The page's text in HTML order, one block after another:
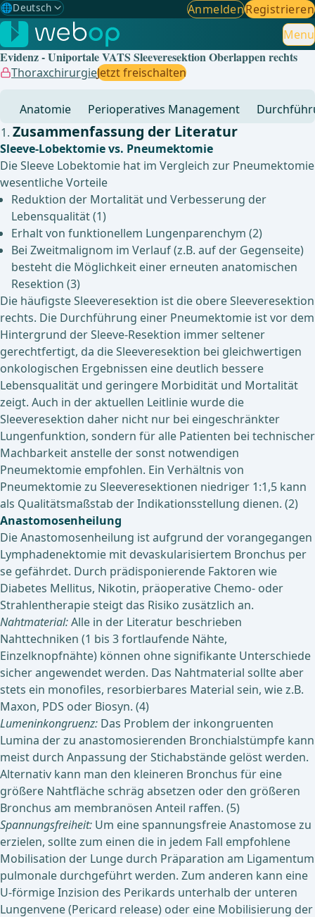
🌐Deutsch
Gewählte Sprache: Deutsch
🇩🇪 Deutsch ✓
🇬🇧English
🇧🇷
AnmeldenRegistrieren
Menu
Evidenz - Uniportale VATS Sleeveresektion Oberlappen rechts
ThoraxchirurgieJetzt freischalten
Anatomie Perioperatives Management
Zusammenfassung der Literatur
Sleeve-Lobektomie vs. Pneumektomie
Die Sleeve Lobektomie hat im Vergleich zur Pneumektomie
wesentliche Vorteile
Reduktion der Mortalität und Verbesserung der
Lebensqualität (1)
Erhalt von funktionellem Lungenparenchym (2)
Bei Zweitmalignom im Verlauf (z.B. auf der Gegenseite)
besteht die Möglichkeit einer erneuten anatomischen
Resektion (3)
Die häufigste Sleeveresektion ist die obere Sleeveresektion
rechts. Die Durchführung einer Pneumektomie ist vor dem
Hintergrund der Sleeve-Resektion immer seltener
gerechtfertigt, da die Sleeveresektion bei gleichwertigen
onkologischen Ergebnissen eine deutlich bessere
Lebensqualität und geringere Morbidität und Mortalität
zeigt. Auch in der aktuellen Leitlinie wurde die
Sleeveresektion daher nicht nur bei eingeschränkter
Lungenfunktion, sondern für alle Patienten bei technischer
Machbarkeit anstelle der sonst notwendigen
Pneumektomie empfohlen. Ein Verhältnis von
Pneumektomie zu Sleeveresektionen niedriger 1:1,5 kann
als Qualitätsmaßstab der Indikationsstellung dienen. (2)
Anastomosenheilung
Die Anastomosenheilung ist aufgrund der vorangegangen
Lymphadenektomie mit devaskularisiertem Bronchus per
se gefährdet. Durch prädisponierende Faktoren wie
Diabetes Mellitus, Nikotin, präoperative Chemo- oder
Strahlentherapie steigt das Risiko zusätzlich an.
Nahtmaterial:Alle in der Literatur beschrieben
Nahttechniken (1 bis 3 fortlaufende Nähte,
Einzelknopfnähte) können ohne signifikante Unterschiede
sicher angewendet werden. Das Nahtmaterial sollte aber
stets ein monofiles, resorbierbares Material sein, wie z.B.
Maxon, PDS oder Biosyn. (4)
Lumeninkongruenz: Das Problem der inkongruenten
Lumina der zu anastomosierenden Bronchialstümpfe kann
meist durch Anpassung der Stichabstände gelöst werden.
Alternativ kann man den kleineren Bronchus für eine
größere Nahtfläche schräg absetzen oder den größeren
Bronchus am membranösen Anteil raffen. (5)
Spannungsfreiheit: Um eine spannungsfreie Anastomose zu
erzielen, sollte zum einen die in jedem Fall empfohlene
Mobilisation der Lunge durch Präparation am Ligamentum
pulmonale durchgeführt werden. Zum anderen kann eine
U-förmige Inzision des Perikards unterhalb der unteren
Lungenvene (Pericard release) oder eine Mobilisierung der